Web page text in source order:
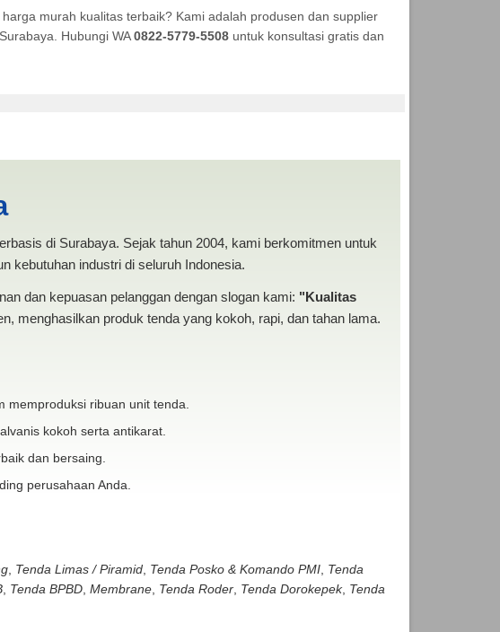
murah kualitas terbaik? Kami adalah produsen dan supplier
Hubungi WA0822-5779-5508untuk konsultasi gratis dan
di Surabaya. Sejak tahun 2004, kami berkomitmen untuk
kebutuhan industri di seluruh Indonesia.
dan kepuasan pelanggan dengan slogan kami: "Kualitas
menghasilkan produk tenda yang kokoh, rapi, dan tahan lama.
ribuan unit tenda.
kokoh serta antikarat.
dan bersaing.
perusahaan Anda.
, Tenda Limas / Piramid, Tenda Posko & Komando PMI, Tenda
, Tenda BPBD, Membrane, Tenda Roder, Tenda Dorokepek, Tenda